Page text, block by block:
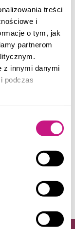
treści
i
o tym, jak
partnerom
z innymi danymi
podczas
czasu i
z organizacją
efektywność
renomowane